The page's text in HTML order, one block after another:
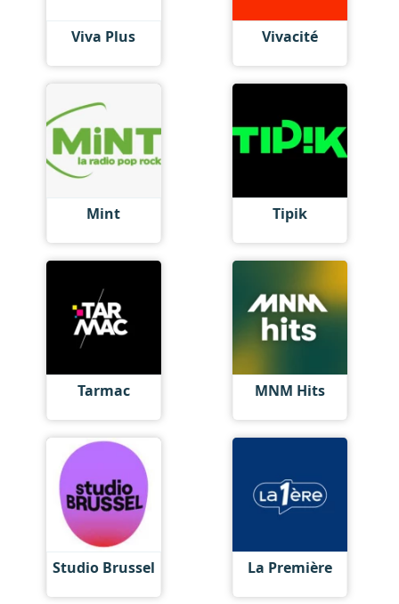
Viva Plus Vivacité
Mint Tipik
Tarmac MNM Hits
Studio Brussel La Première